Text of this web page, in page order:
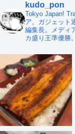
kudo_pon
Tokyo Japan!
ア。ガジェット
編集長。メディ
カ盛り王準優勝